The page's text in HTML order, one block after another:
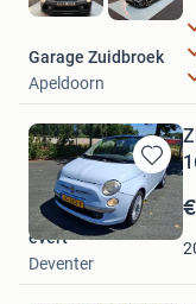
Garage Zuidbroek
Apeldoorn
Bewaren
in
Mijn
evert
Deventer